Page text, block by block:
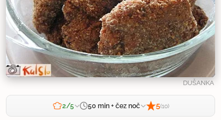
DUŠANKA
2/5 50 min + čez noč 5(10)